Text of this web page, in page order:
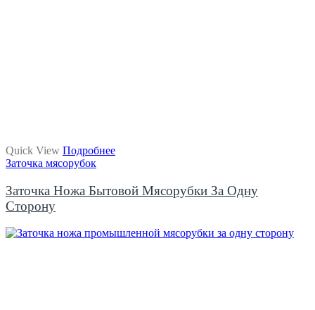
Quick View Подробнее
Заточка мясорубок
Заточка Ножа Бытовой Мясорубки За Одну
Сторону